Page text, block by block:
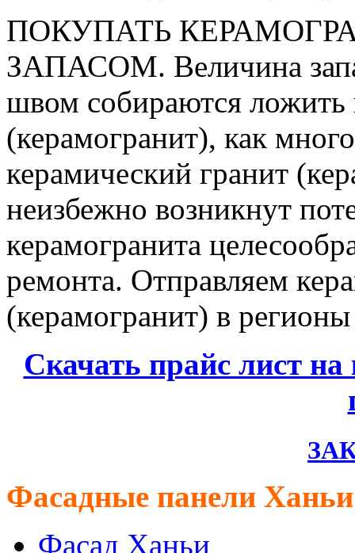
ПОКУПАТЬ
ЗАПАСОМ. Величина
швом собираются ложить
(керамогранит), как
керамический гранит
неизбежно возникнут
керамогранита
ремонта. Отправляем
(керамогранит) в
Скачать прайс лист
Фасадные панели
Фасад Ханьи